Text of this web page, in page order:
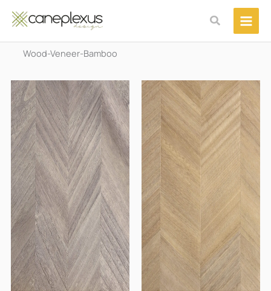
στο
περιεχόμενο
Αναζήτηση
Wood-Veneer-Bamboo